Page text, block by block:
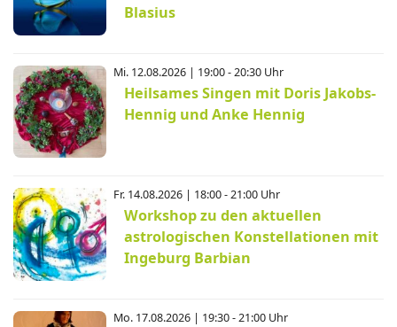
Blasius
Mi. 12.08.2026 | 19:00 - 20:30 Uhr
Heilsames Singen mit Doris Jakobs-
Hennig und Anke Hennig
Fr. 14.08.2026 | 18:00 - 21:00 Uhr
Workshop zu den aktuellen
astrologischen Konstellationen mit
Ingeburg Barbian
Mo. 17.08.2026 | 19:30 - 21:00 Uhr